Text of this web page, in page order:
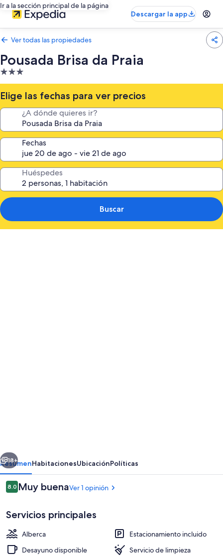
Ir a la sección principal de la página
Descargar la app
Ver todas las propiedades
Pousada Brisa da Praia
Propiedad
de
3.0
estrellas
Elige las fechas para ver precios
¿A dónde quieres ir?
Fechas
Huéspedes
Buscar
Siguiente
18+
ResumenHabitacionesUbicaciónPolíticas
Opiniones
8.08.0 de 10,
Muy buenaVer 1 opinión
Servicios principales
Alberca
Estacionamiento incluido
Desayuno disponible
Servicio de limpieza